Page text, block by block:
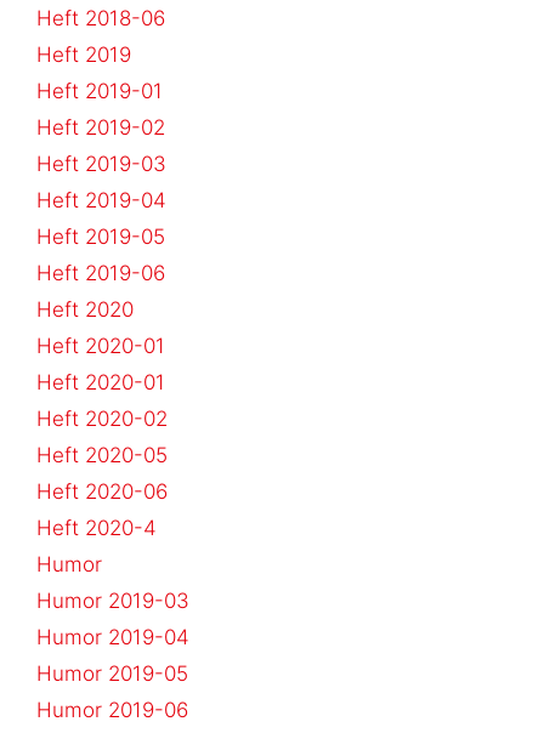
Heft 2018-06
Heft 2019
Heft 2019-01
Heft 2019-02
Heft 2019-03
Heft 2019-04
Heft 2019-05
Heft 2019-06
Heft 2020
Heft 2020-01
Heft 2020-01
Heft 2020-02
Heft 2020-05
Heft 2020-06
Heft 2020-4
Humor
Humor 2019-03
Humor 2019-04
Humor 2019-05
Humor 2019-06